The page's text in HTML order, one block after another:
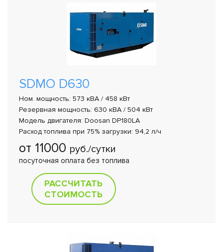
SDMO D630
Ном. мощность: 573 кВА / 458 кВт
Резервная мощность: 630 кВА / 504 кВт
Модель двигателя: Doosan DP180LA
Расход топлива при 75% загрузки: 94,2 л/ч
от 11000 руб./сутки
посуточная оплата без топлива
РАССЧИТАТЬ
СТОИМОСТЬ